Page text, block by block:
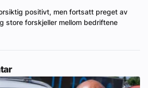
positivt, men fortsatt preget av
store forskjeller mellom bedriftene